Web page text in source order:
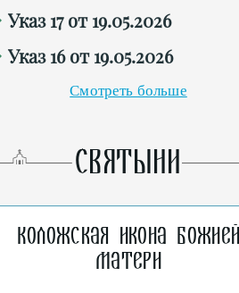
Указ 17 от 19.05.2026
Указ 16 от 19.05.2026
Смотреть больше
СВЯТЫНИ
Коложская икона
Матери